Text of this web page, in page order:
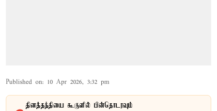
Published on: 10 Apr 2026, 3:32 pm
தினத்தந்தியை கூகுளில் பின்தொடரவும்